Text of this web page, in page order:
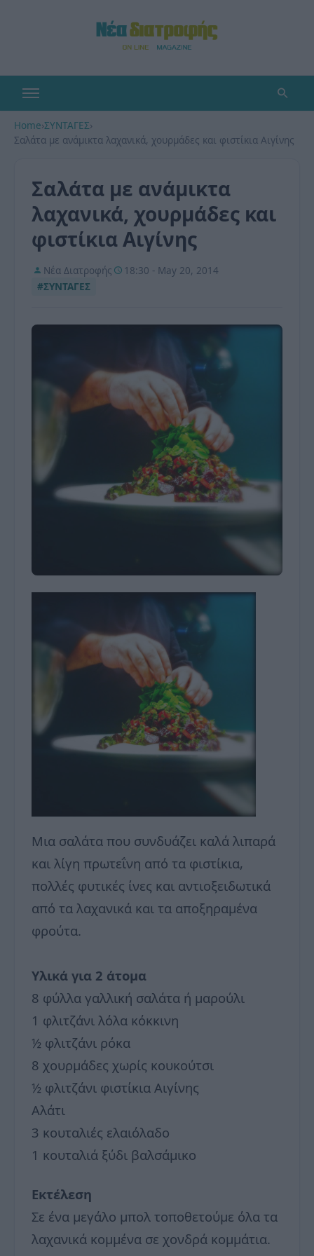
Home›ΣΥΝΤΑΓΕΣ›
Σαλάτα με ανάμικτα λαχανικά, χουρμάδες και φιστίκια Αιγίνης
Σαλάτα με ανάμικτα
λαχανικά, χουρμάδες και
φιστίκια Αιγίνης
Νέα Διατροφής
18:30 - May 20, 2014
#ΣΥΝΤΑΓΕΣ
Μια σαλάτα που συνδυάζει καλά λιπαρά
και λίγη πρωτεΐνη από τα φιστίκια,
πολλές φυτικές ίνες και αντιοξειδωτικά
από τα λαχανικά και τα αποξηραμένα
φρούτα.
Υλικά για 2 άτομα
8 φύλλα γαλλική σαλάτα ή μαρούλι
1 φλιτζάνι λόλα κόκκινη
½ φλιτζάνι ρόκα
8 χουρμάδες χωρίς κουκούτσι
½ φλιτζάνι φιστίκια Αιγίνης
Αλάτι
3 κουταλιές ελαιόλαδο
1 κουταλιά ξύδι βαλσάμικο
Εκτέλεση
Σε ένα μεγάλο μπολ τοποθετούμε όλα τα
λαχανικά κομμένα σε χονδρά κομμάτια.